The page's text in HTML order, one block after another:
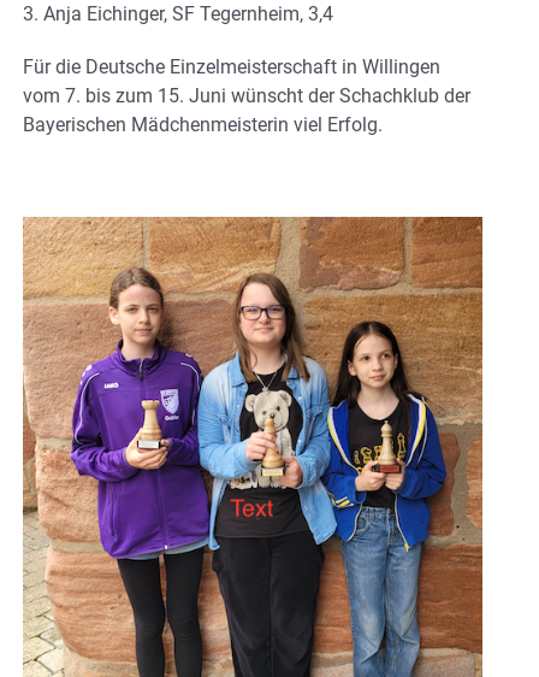
3. Anja Eichinger, SF Tegernheim, 3,4
Für die Deutsche Einzelmeisterschaft in Willingen
vom 7. bis zum 15. Juni wünscht der Schachklub der
Bayerischen Mädchenmeisterin viel Erfolg.